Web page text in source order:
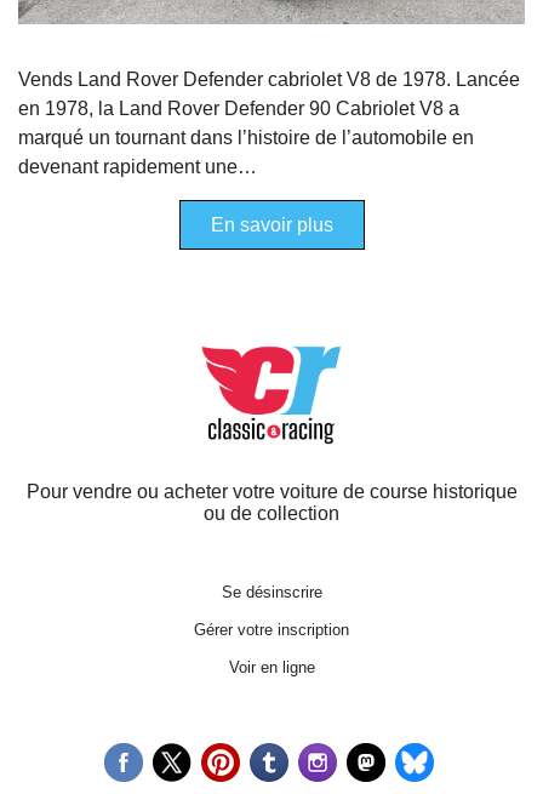
Vends Land Rover Defender cabriolet V8 de 1978. Lancée
en 1978, la Land Rover Defender 90 Cabriolet V8 a
marqué un tournant dans l’histoire de l’automobile en
devenant rapidement une…
En savoir plus
Pour vendre ou acheter votre voiture de course historique
ou de collection
Se désinscrire
Gérer votre inscription
Voir en ligne